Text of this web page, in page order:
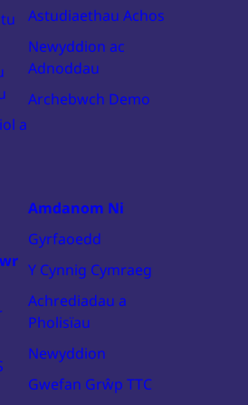
a
Astudiaethau Achos
Newyddion ac
Adnoddau
Archebwch Demo
Amdanom Ni
Gyrfaoedd
Y Cynnig Cymraeg
Achrediadau a
Pholisïau
Newyddion
Gwefan Grŵp TTC